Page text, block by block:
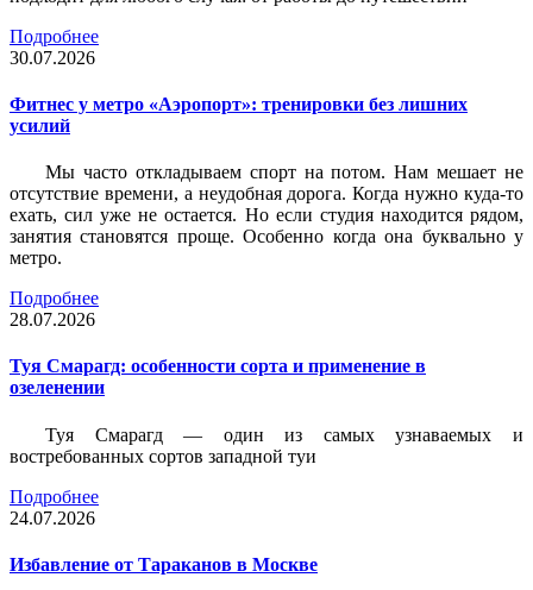
Подробнее
30.07.2026
Фитнес у метро «Аэропорт»: тренировки без лишних
усилий
Мы часто откладываем спорт на потом. Нам мешает не
отсутствие времени, а неудобная дорога. Когда нужно куда-то
ехать, сил уже не остается. Но если студия находится рядом,
занятия становятся проще. Особенно когда она буквально у
метро.
Подробнее
28.07.2026
Туя Смарагд: особенности сорта и применение в
озеленении
Туя Смарагд — один из самых узнаваемых и
востребованных сортов западной туи
Подробнее
24.07.2026
Избавление от Тараканов в Москве